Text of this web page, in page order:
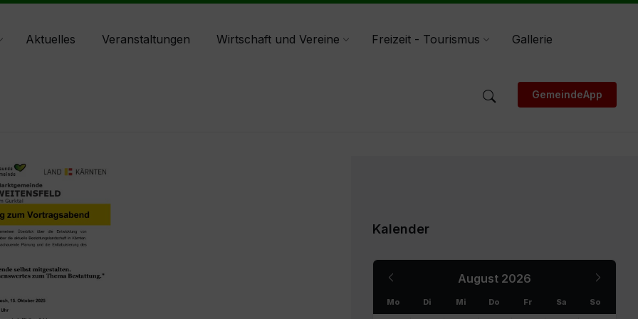
Aktuelles Veranstaltungen Wirtschaft und Vereine Freizeit - Tourismus
Gallerie
GemeindeApp
Kalender
August 2026
Month
Mo Di Mi Do Fr Sa So